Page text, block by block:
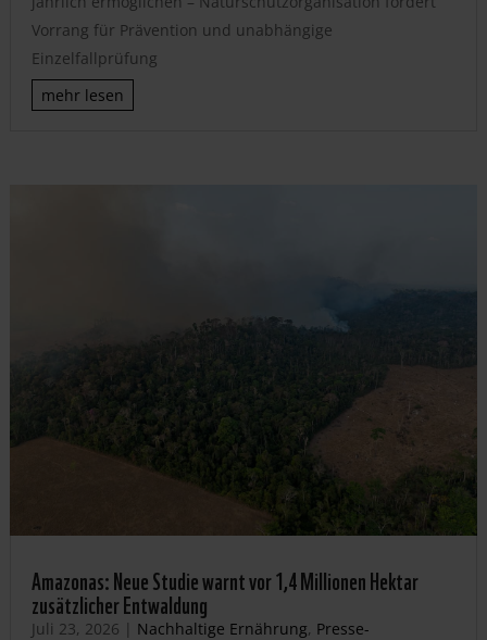
Vorrang für Prävention und unabhängige
Einzelfallprüfung
mehr lesen
Amazonas: Neue Studie warnt vor 1,4 Millionen Hektar
zusätzlicher Entwaldung
Juli 23, 2026 | Nachhaltige Ernährung, Presse-